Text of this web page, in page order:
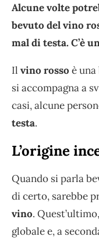
Alcune volte
bevuto del vino
mal di testa. C’è
Il vino rosso è
si accompagna a
casi, alcune
testa.
L’origine
Quando si parla
di certo, sarebbe
vino.
globale e, a